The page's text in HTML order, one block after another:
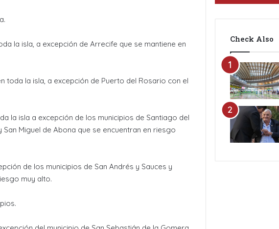
la isla, a excepción de Arrecife que se mantiene en
toda la isla, a excepción de Puerto del Rosario con el
la isla a excepción de los municipios de Santiago del
Miguel de Abona que se encuentran en riesgo
de los municipios de San Andrés y Sauces y
muy alto.
Check Also